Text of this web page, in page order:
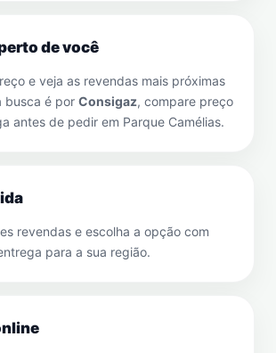
de você
e veja as revendas mais próximas
busca é por Consigaz, compare preço
antes de pedir em Parque Camélias.
revendas e escolha a opção com
para a sua região.